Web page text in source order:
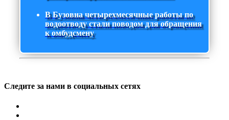
В Бузовна четырехмесячные работы по
водоотводу стали поводом для обращения
к омбудсмену
Следите за нами в социальных сетях